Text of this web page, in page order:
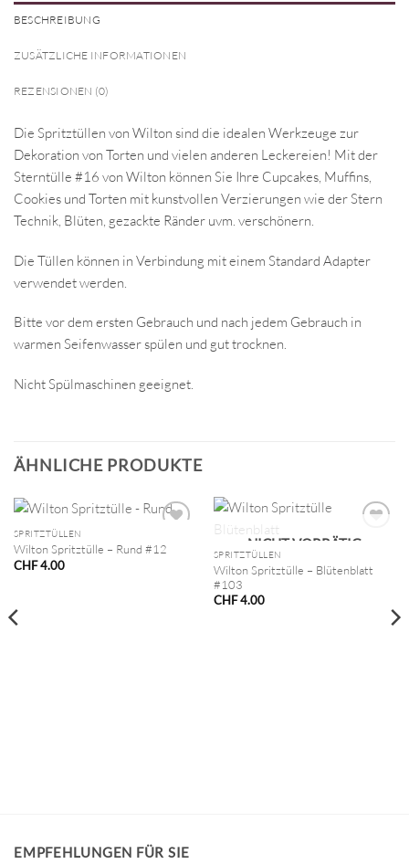
BESCHREIBUNG
ZUSÄTZLICHE INFORMATIONEN
REZENSIONEN (0)
Die Spritztüllen von Wilton sind die idealen Werkzeuge zur
Dekoration von Torten und vielen anderen Leckereien! Mit der
Sterntülle #16 von Wilton können Sie Ihre Cupcakes, Muffins,
Cookies und Torten mit kunstvollen Verzierungen wie der Stern
Technik, Blüten, gezackte Ränder uvm. verschönern.
Die Tüllen können in Verbindung mit einem Standard Adapter
verwendet werden.
Bitte vor dem ersten Gebrauch und nach jedem Gebrauch in
warmen Seifenwasser spülen und gut trocknen.
Nicht Spülmaschinen geeignet.
ÄHNLICHE PRODUKTE
SPRITZTÜLLEN
Wilton Spritztülle – Rund #12
CHF4.00
NICHT VORRÄTIG
SPRITZTÜLLEN
Wilton Spritztülle – Blütenblatt
#103
CHF4.00
EMPFEHLUNGEN FÜR SIE